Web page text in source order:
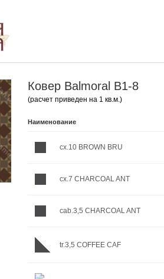
Ковер Balmoral B1-8
(расчет приведен на 1 кв.м.)
Наименование
cx.10 BROWN BRU
cx.7 CHARCOAL ANT
cab.3,5 CHARCOAL ANT
tr.3,5 COFFEE CAF